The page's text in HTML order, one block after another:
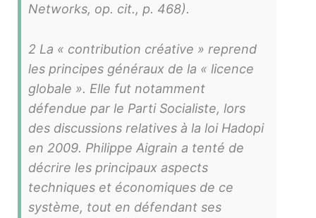
Networks, op. cit., p. 468).
2 La « contribution créative » reprend
les principes généraux de la « licence
globale ». Elle fut notamment
défendue par le Parti Socialiste, lors
des discussions relatives à la loi Hadopi
en 2009. Philippe Aigrain a tenté de
décrire les principaux aspects
techniques et économiques de ce
système, tout en défendant ses